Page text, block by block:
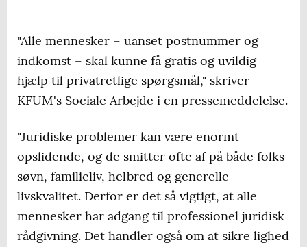
"Alle mennesker – uanset postnummer og
indkomst – skal kunne få gratis og uvildig
hjælp til privatretlige spørgsmål," skriver
KFUM's Sociale Arbejde i en pressemeddelelse.
"Juridiske problemer kan være enormt
opslidende, og de smitter ofte af på både folks
søvn, familieliv, helbred og generelle
livskvalitet. Derfor er det så vigtigt, at alle
mennesker har adgang til professionel juridisk
rådgivning. Det handler også om at sikre lighed